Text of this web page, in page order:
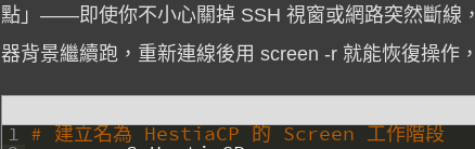
點」——即使你不小心關掉 SSH 視窗或網路突然斷線
器背景繼續跑，重新連線後用 screen -r 就能恢復操作
1 # 建立名為 HestiaCP 的 Screen 工作階段